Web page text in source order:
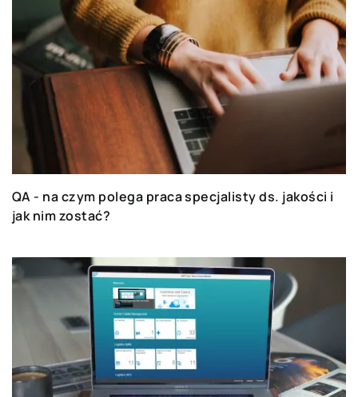
QA - na czym polega praca specjalisty ds. jakości i
jak nim zostać?